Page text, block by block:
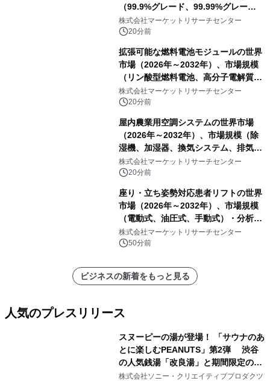
（99.9%グレード、99.99%グレー
ド）・分析レポートを発表
株式会社マーケットリサーチセンター
20分前
拡張可能な燃料電池モジュールの世界
市場（2026年～2032年）、市場規模
（リン酸型燃料電池、高分子電解質膜
型燃料電池）・分析レポートを発表
株式会社マーケットリサーチセンター
20分前
屋内農業用空調システムの世界市場
（2026年～2032年）、市場規模（除
湿機、加湿器、換気システム、排気フ
ァン、空気循環システム）・分析レポ
ートを発表
株式会社マーケットリサーチセンター
20分前
座り・立ち姿勢対応患者リフトの世界
市場（2026年～2032年）、市場規模
（電動式、油圧式、手動式）・分析レ
ポートを発表
株式会社マーケットリサーチセンター
50分前
ビジネスの新着をもっと見る
人気のプレスリリース
スヌーピーの湯が登場！ 「サウナのあ
とに楽しむPEANUTS」第2弾 渋谷
の人気銭湯「改良湯」と期間限定のコ
ラボレーション サウナイキタイコラ
株式会社ソニー・クリエイティブプロダクツ